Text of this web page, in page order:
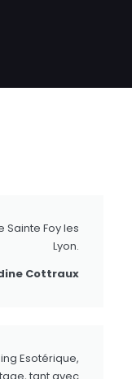
Sainte Foy les
Lyon.
Cottraux
Esotérique,